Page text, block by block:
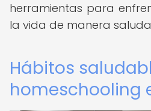
herramientas para
la vida de manera
Hábitos
homeschooling